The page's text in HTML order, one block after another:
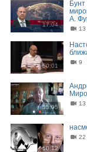
17:04
А.
50:01
9
55:05
10:12